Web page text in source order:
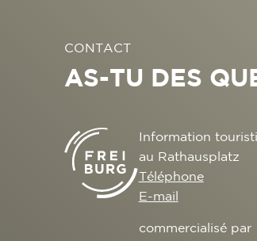
CONTACT
AS-TU DES
Information
au Rathausplatz
Téléphone
E-mail
commercialisé par